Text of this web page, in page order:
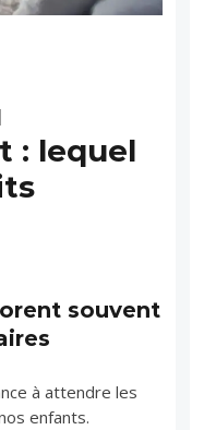
: lequel
souvent
à attendre les
enfants.